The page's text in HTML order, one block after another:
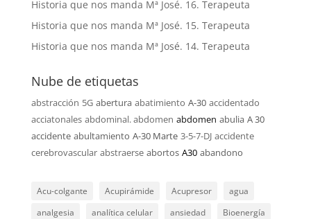
Historia que nos manda Mª José. 16. Terapeuta
Historia que nos manda Mª José. 15. Terapeuta
Historia que nos manda Mª José. 14. Terapeuta
Nube de etiquetas
abstracción 5G abertura abatimiento A-30 accidentado
acciatonales abdominal. abdomen abdomen abulia A 30
accidente abultamiento A-30 Marte 3-5-7-DJ accidente
cerebrovascular abstraerse abortos A30 abandono
Acu-colgante Acupirámide Acupresor
agua
analgesia
analítica celular ansiedad
Bioenergía